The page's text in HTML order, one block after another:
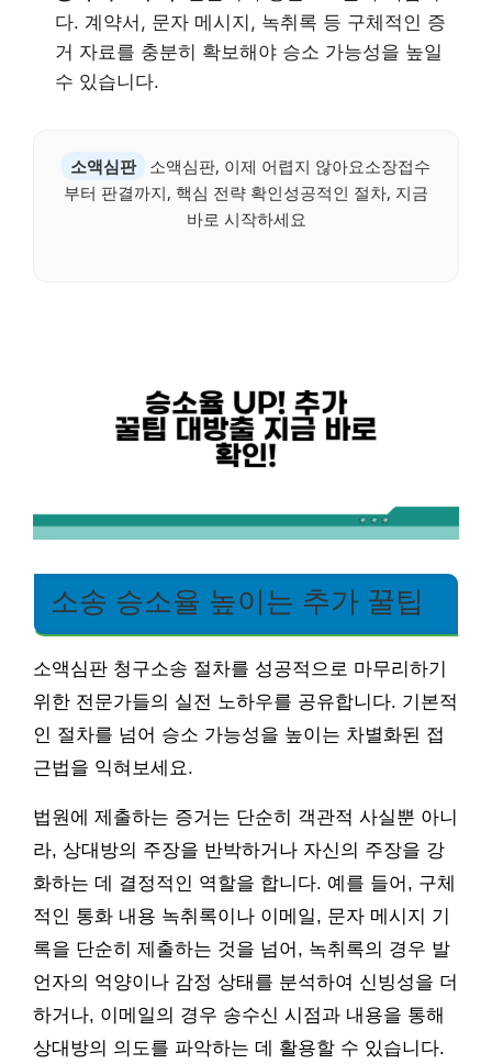
다. 계약서, 문자 메시지, 녹취록 등 구체적인 증
거 자료를 충분히 확보해야 승소 가능성을 높일
수 있습니다.
소액심판
소액심판, 이제 어렵지 않아요소장접수
부터 판결까지, 핵심 전략 확인성공적인 절차, 지금
바로 시작하세요
소송 승소율 높이는 추가 꿀팁
소액심판 청구소송 절차를 성공적으로 마무리하기
위한 전문가들의 실전 노하우를 공유합니다. 기본적
인 절차를 넘어 승소 가능성을 높이는 차별화된 접
근법을 익혀보세요.
법원에 제출하는 증거는 단순히 객관적 사실뿐 아니
라, 상대방의 주장을 반박하거나 자신의 주장을 강
화하는 데 결정적인 역할을 합니다. 예를 들어, 구체
적인 통화 내용 녹취록이나 이메일, 문자 메시지 기
록을 단순히 제출하는 것을 넘어, 녹취록의 경우 발
언자의 억양이나 감정 상태를 분석하여 신빙성을 더
하거나, 이메일의 경우 송수신 시점과 내용을 통해
상대방의 의도를 파악하는 데 활용할 수 있습니다.